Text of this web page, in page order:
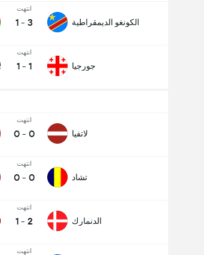
الكونغو الديمقراطية
انتهت
3
-
1
جورجيا
انتهت
1
-
1
لاتفيا
انتهت
0
-
0
تشاد
انتهت
0
-
0
الدنمارك
انتهت
2
-
1
انتهت